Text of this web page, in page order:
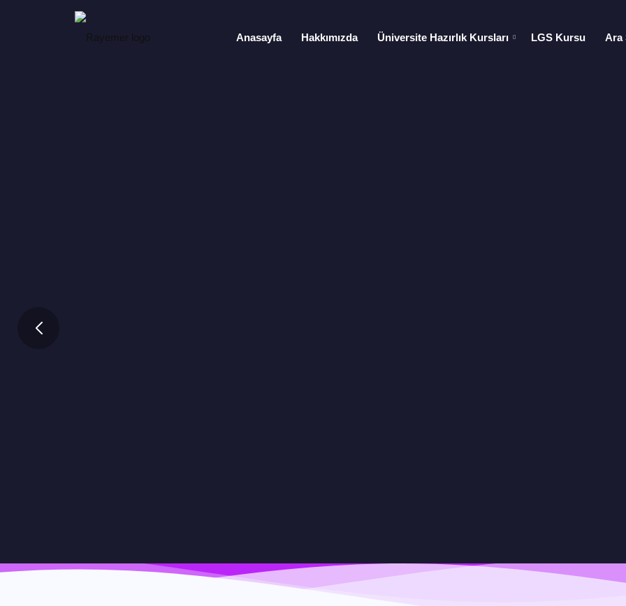
Anasayfa Hakkımızda Üniversite Hazırlık Kursları LGS Kursu Ara